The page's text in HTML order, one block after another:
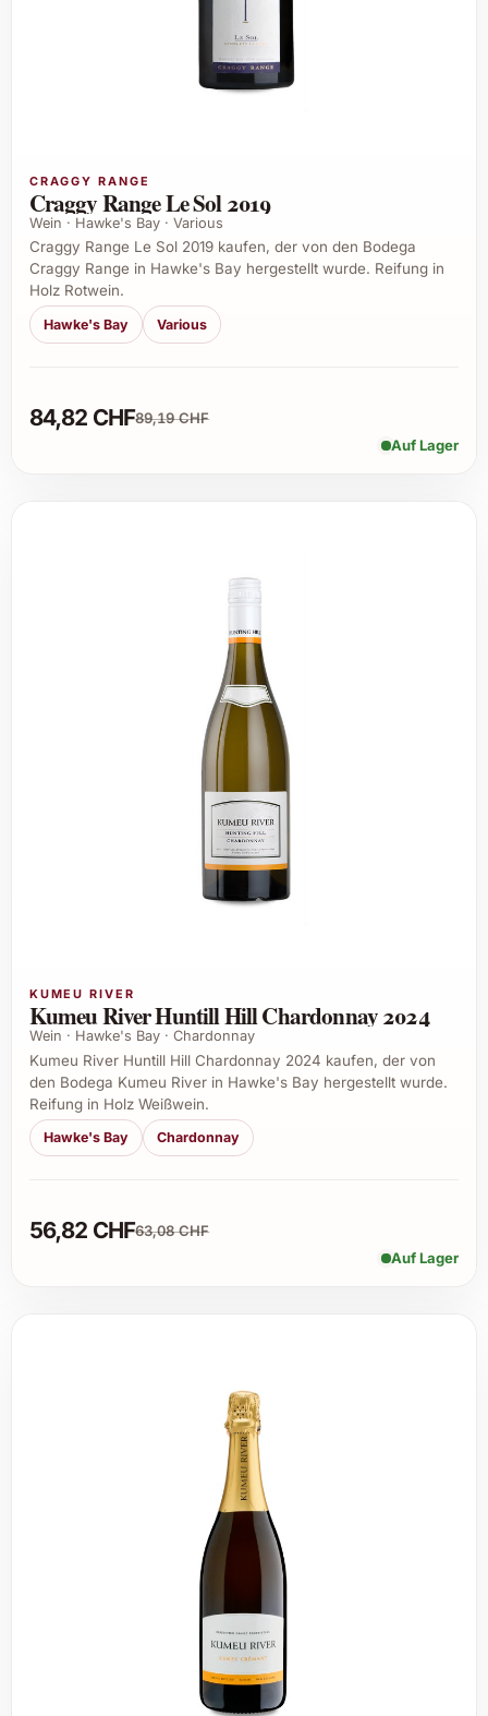
CRAGGY RANGE
Craggy Range Le Sol 2019
Wein · Hawke's Bay · Various
Craggy Range Le Sol 2019 kaufen, der von den Bodega
Craggy Range in Hawke's Bay hergestellt wurde. Reifung in
Holz Rotwein.
Hawke's Bay Various
84,82 CHF89,19 CHF
Auf Lager
KUMEU RIVER
Kumeu River Huntill Hill Chardonnay 2024
Wein · Hawke's Bay · Chardonnay
Kumeu River Huntill Hill Chardonnay 2024 kaufen, der von
den Bodega Kumeu River in Hawke's Bay hergestellt wurde.
Reifung in Holz Weißwein.
Hawke's Bay Chardonnay
56,82 CHF63,08 CHF
Auf Lager